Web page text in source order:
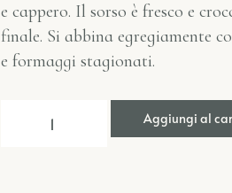
e cappero. Il sorso è fresco e
finale. Si abbina egregiamente
e formaggi stagionati.
Aggiungi al